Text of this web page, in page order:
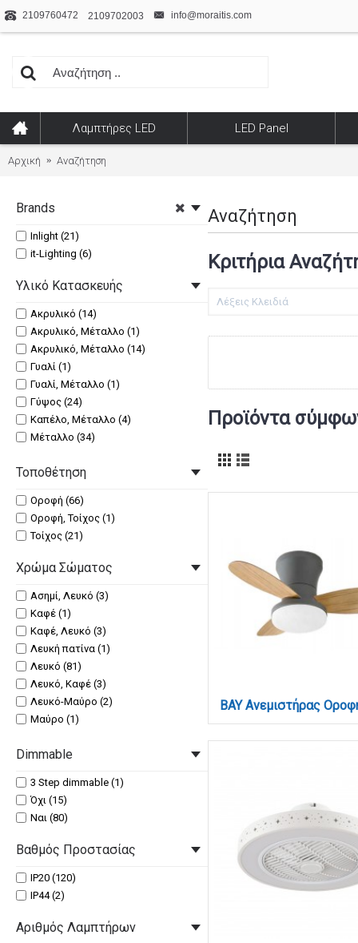
2109760472 2109702003 info@moraitis.com
Λαμπτήρες LED LED Panel
Αρχική Αναζήτηση
Brands
Inlight (21)
it-Lighting (6)
Υλικό Κατασκευής
Ακρυλικό (14)
Ακρυλικό, Μέταλλο (1)
Ακρυλικό, Μέταλλο (14)
Γυαλί (1)
Γυαλί, Μέταλλο (1)
Γύψος (24)
Καπέλο, Μέταλλο (4)
Μέταλλο (34)
Μέταλλο, Γυαλί (6)
Μέταλλο, Γυαλί, Υφασμάτινο Καπέλο
(2)
Μέταλλο, Καπέλο (1)
Μέταλλο, Υφασμάτινο Καπέλο (1)
Μέταλλο, Υφασμάτινο Καπέλο, Ξύλο
(1)
Σχοινί, Μέταλλο (5)
Τοποθέτηση
Οροφή (66)
Οροφή, Τοίχος (1)
Τοίχος (21)
Χρώμα Σώματος
Ασημί, Λευκό (3)
Καφέ (1)
Καφέ, Λευκό (3)
Λευκή πατίνα (1)
Λευκό (81)
Λευκό, Καφέ (3)
Λευκό-Μαύρο (2)
Μαύρο (1)
Νίκελ Ματ (1)
Χρυσαφί, Λευκό (4)
Χρώμιο (6)
Dimmable
3 Step dimmable (1)
Όχι (15)
Ναι (80)
Βαθμός Προστασίας
IP20 (120)
IP44 (2)
Αριθμός Λαμπτήρων
Αναζήτηση
Κριτήρια
Προϊόντα